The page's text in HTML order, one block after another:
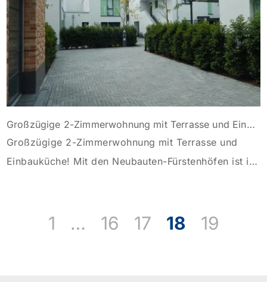
einzelnen Räume zu. […]
Großzügige 2-Zimmerwohnung mit Terrasse und Einbauküche!
Großzügige 2-Zimmerwohnung mit Terrasse und
Einbauküche! Mit den Neubauten-Fürstenhöfen ist im
liegt im Erdgeschoss und wurde hochwertig
1 … 16 17 18 19